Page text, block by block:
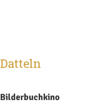
Datteln
Bilderbuchkino